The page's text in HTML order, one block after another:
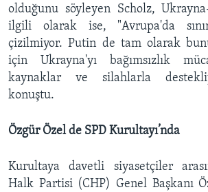
olduğunu söyleyen Scholz,
ilgili olarak ise, "Avrupa'da
çizilmiyor. Putin de tam olarak
için Ukrayna'yı bağımsızlık
kaynaklar ve silahlarla
konuştu.
Özgür Özel de SPD Kurultayı’nda
Kurultaya davetli siyasetçiler
Halk Partisi (CHP) Genel Başkanı